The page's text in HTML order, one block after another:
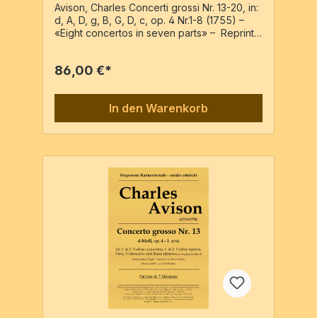
Avison, Charles Concerti grossi Nr. 13-20, in:
d, A, D, g, B, G, D, c, op. 4 Nr.1-8 (1755) –
«Eight concertos in seven parts» – Reprint
Vl2 rip., Va, Vc, Basso 7 Stimmen im
86,00 €*
In den Warenkorb